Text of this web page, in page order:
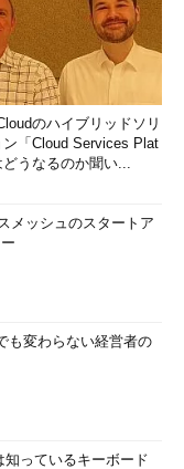
のハイブリッドソリ
ン「Cloud Services Plat
うなるのか聞い...
メッシュのスタートア
も変わらない経営者の
知っているキーボード